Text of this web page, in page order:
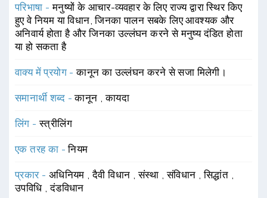
परिभाषा -मनुष्यों के आचार-व्यवहार के लिए राज्य द्वारा स्थिर किए
हुए वे नियम या विधान, जिनका पालन सबके लिए आवश्यक और
अनिवार्य होता है और जिनका उल्लंघन करने से मनुष्य दंडित होता
या हो सकता है
वाक्य में प्रयोग -कानून का उल्लंघन करने से सजा मिलेगी।
समानार्थी शब्द -कानून ,कायदा
लिंग -स्त्रीलिंग
एक तरह का -नियम
प्रकार - अधिनियम ,दैवी विधान ,संस्था ,संविधान ,सिद्धांत
उपविधि ,दंडविधान